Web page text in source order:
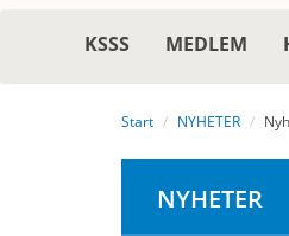
KSSS MEDLEM
Start NYHETER
NYHETER